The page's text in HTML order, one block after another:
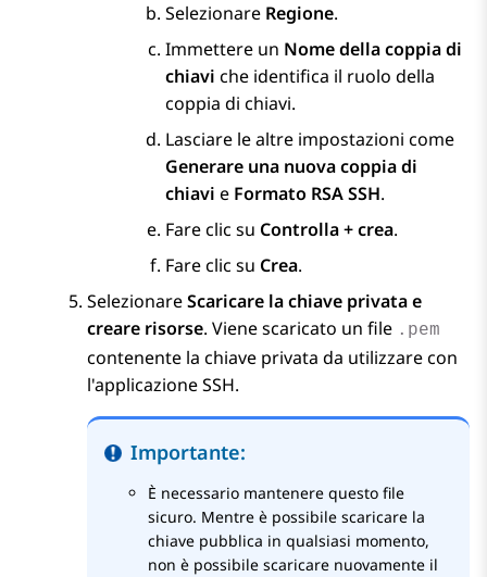
Selezionare Regione.
Immettere un Nome della coppia di
chiavi che identifica il ruolo della
coppia di chiavi.
Lasciare le altre impostazioni come
Generare una nuova coppia di
chiavi e Formato RSA SSH.
Fare clic su Controlla + crea.
Fare clic su Crea.
SelezionareScaricare la chiave privata e
creare risorse. Viene scaricato un file .pem
contenente la chiave privata da utilizzare con
l'applicazione SSH.
Importante:
È necessario mantenere questo file
sicuro. Mentre è possibile scaricare la
chiave pubblica in qualsiasi momento,
non è possibile scaricare nuovamente il